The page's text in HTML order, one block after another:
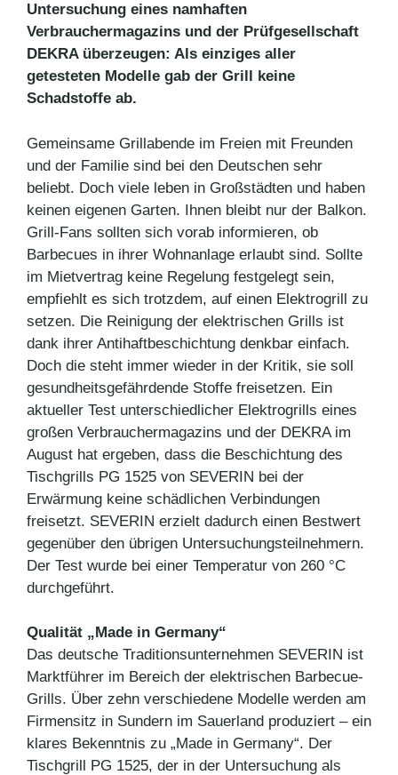
Untersuchung eines namhaften
Verbrauchermagazins und der Prüfgesellschaft
DEKRA überzeugen: Als einziges aller
getesteten Modelle gab der Grill keine
Schadstoffe ab.
Gemeinsame Grillabende im Freien mit Freunden
und der Familie sind bei den Deutschen sehr
beliebt. Doch viele leben in Großstädten und haben
keinen eigenen Garten. Ihnen bleibt nur der Balkon.
Grill-Fans sollten sich vorab informieren, ob
Barbecues in ihrer Wohnanlage erlaubt sind. Sollte
im Mietvertrag keine Regelung festgelegt sein,
empfiehlt es sich trotzdem, auf einen Elektrogrill zu
setzen. Die Reinigung der elektrischen Grills ist
dank ihrer Antihaftbeschichtung denkbar einfach.
Doch die steht immer wieder in der Kritik, sie soll
gesundheitsgefährdende Stoffe freisetzen. Ein
aktueller Test unterschiedlicher Elektrogrills eines
großen Verbrauchermagazins und der DEKRA im
August hat ergeben, dass die Beschichtung des
Tischgrills PG 1525 von SEVERIN bei der
Erwärmung keine schädlichen Verbindungen
freisetzt. SEVERIN erzielt dadurch einen Bestwert
gegenüber den übrigen Untersuchungsteilnehmern.
Der Test wurde bei einer Temperatur von 260 °C
durchgeführt.
Qualität „Made in Germany“
Das deutsche Traditionsunternehmen SEVERIN ist
Marktführer im Bereich der elektrischen Barbecue-
Grills. Über zehn verschiedene Modelle werden am
Firmensitz in Sundern im Sauerland produziert – ein
klares Bekenntnis zu „Made in Germany“. Der
Tischgrill PG 1525, der in der Untersuchung als